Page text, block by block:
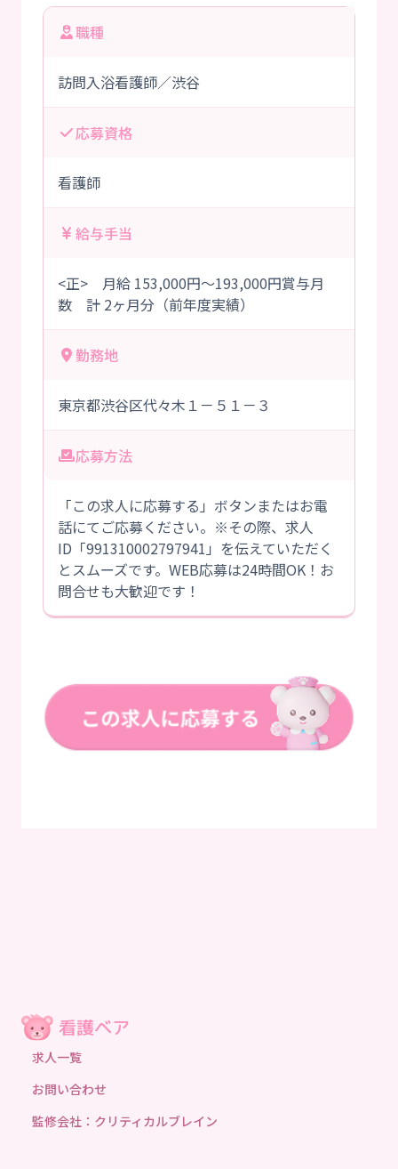
職種
訪問入浴看護師／渋谷
応募資格
看護師
給与手当
<正> 月給 153,000円～193,000円賞与月
数 計 2ヶ月分（前年度実績）
勤務地
東京都渋谷区代々木１－５１－３
応募方法
「この求人に応募する」ボタンまたはお電
話にてご応募ください。※その際、求人
ID「991310002797941」を伝えていただく
とスムーズです。WEB応募は24時間OK！お
問合せも大歓迎です！
求人一覧
お問い合わせ
監修会社：クリティカルブレイン